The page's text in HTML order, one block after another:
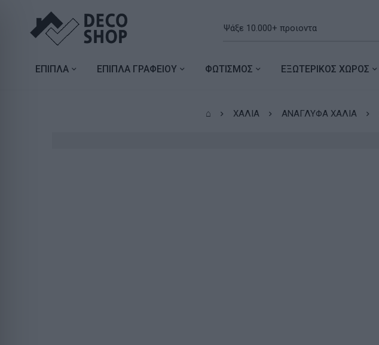
ΕΠΙΠΛΑ ΕΠΙΠΛΑ ΓΡΑΦΕΙΟΥ ΦΩΤΙΣΜΟΣ ΕΞΩΤΕΡΙΚΟΣ ΧΩΡΟΣ
⌂ ΧΑΛΙΑ ΑΝΑΓΛΥΦΑ ΧΑΛΙΑ